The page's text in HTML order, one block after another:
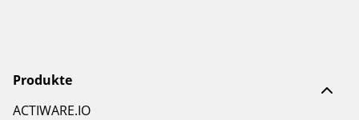
Produkte
ACTIWARE.IO